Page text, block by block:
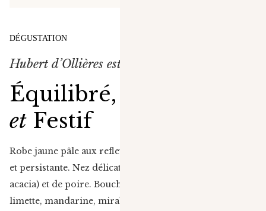
DÉGUSTATION
Hubert d’Ollières est…
Équilibré, Joyeux
et Festif
Robe jaune pâle aux reflets or blanc, effervescence fine
et persistante. Nez délicat de fleurs blanches (aubépine,
acacia) et de poire. Bouche fraîche et vive sur le citron
limette, mandarine, mirabelle et nectarine. Finale